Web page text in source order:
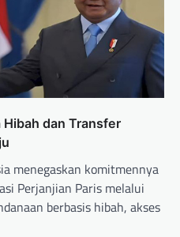
dan Transfer
menegaskan komitmennya
Perjanjian Paris melalui
berbasis hibah, akses